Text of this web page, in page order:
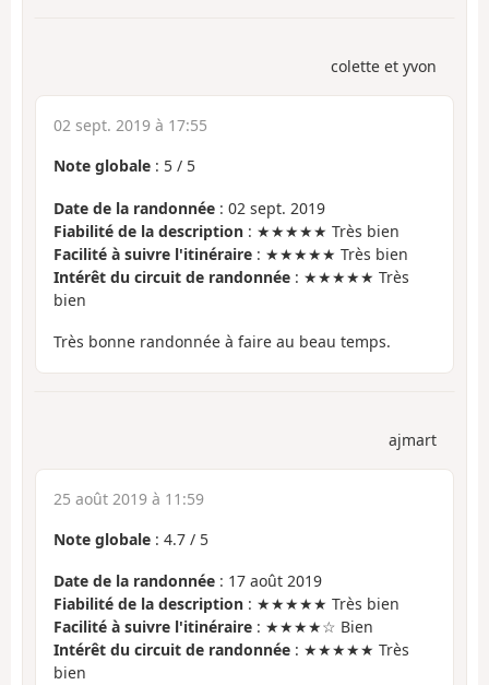
colette et yvon
02 sept. 2019 à 17:55
Note globale : 5 / 5
Date de la randonnée : 02 sept. 2019
Fiabilité de la description : ★★★★★ Très bien
Facilité à suivre l'itinéraire : ★★★★★ Très bien
Intérêt du circuit de randonnée : ★★★★★ Très
bien
Très bonne randonnée à faire au beau temps.
ajmart
25 août 2019 à 11:59
Note globale : 4.7 / 5
Date de la randonnée : 17 août 2019
Fiabilité de la description : ★★★★★ Très bien
Facilité à suivre l'itinéraire : ★★★★☆ Bien
Intérêt du circuit de randonnée : ★★★★★ Très
bien